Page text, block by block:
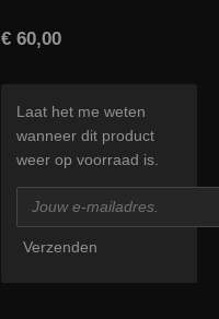
€ 60,00
Laat het me weten
wanneer dit product
weer op voorraad is.
Verzenden